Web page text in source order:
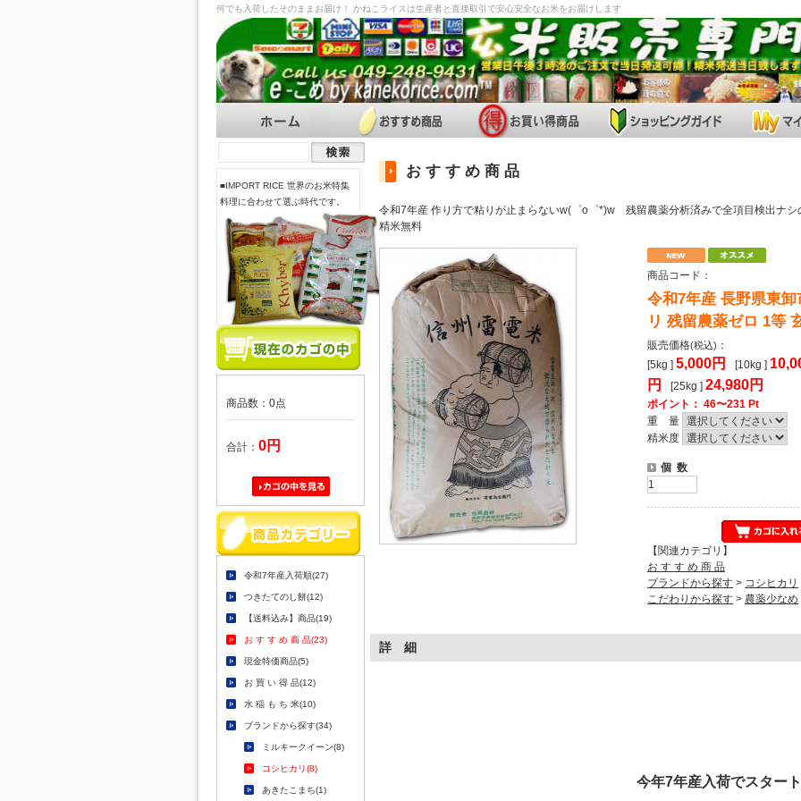
何でも入荷したそのままお届け！ かねこライスは生産者と直接取引で安心安全なお米をお届けします
■IMPORT RICE 世界のお米特集
料理に合わせて選ぶ時代です。
商品数：0点
合計： 0円
令和7年産入荷順(27)
つきたてのし餅(12)
【送料込み】商品(19)
お す す め 商 品(23)
現金特価商品(5)
お 買 い 得 品(12)
水 稲 も ち 米(10)
ブランドから探す(34)
ミルキークイーン(8)
コシヒカリ(8)
あきたこまち(1)
お す す め 商 品
令和7年産 作り方で粘りが止まらないw(゜o゜*)w 残留農薬分析済みで全項目検出ナシ
精米無料
商品コード：
令和7年産 長野県東
リ 残留農薬ゼロ 1等
販売価格(税込) ：
[5kg ] 5,000円 [10kg ]
円
[25kg ] 24,980円
ポイント： 46〜231 Pt
重 量
精米度
個 数
【関連カテゴリ】
お す す め 商 品
ブランドから探す > コシヒカリ
こだわりから探す > 農薬少なめ
詳 細
今年7年産入荷でスター